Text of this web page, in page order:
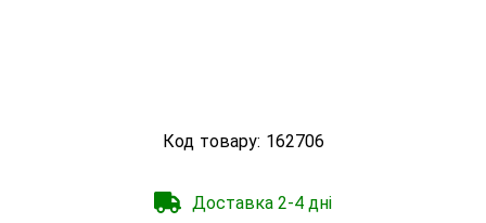
Код товару: 162706
Доставка 2-4 дні